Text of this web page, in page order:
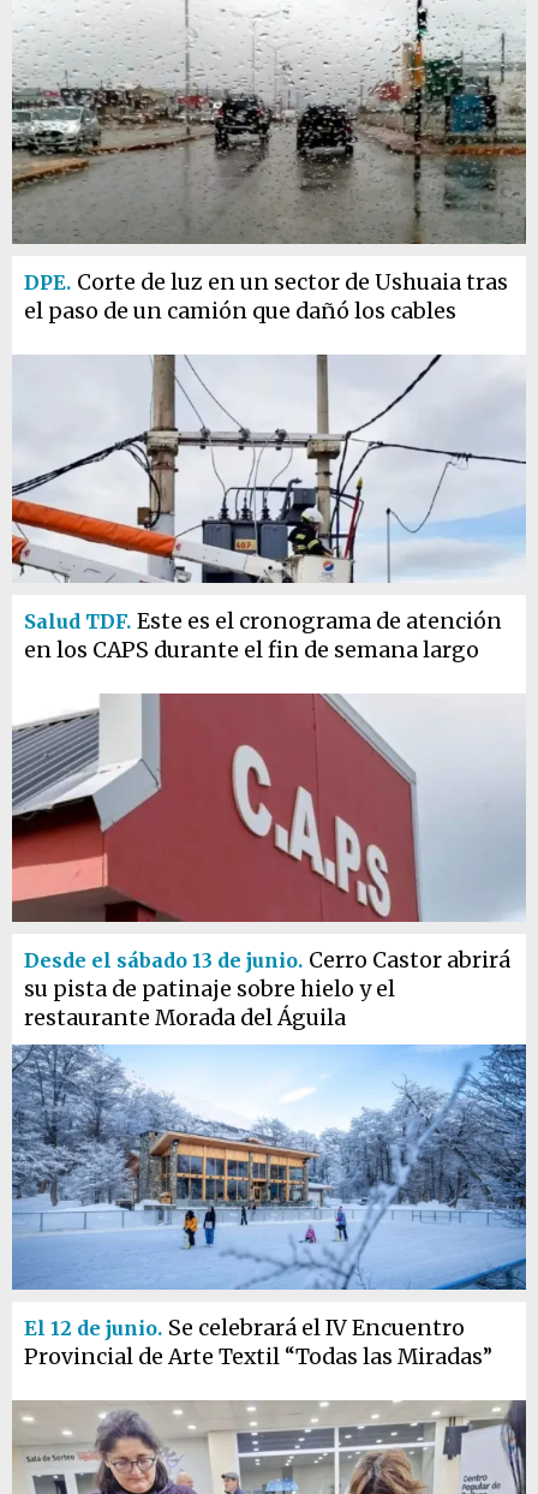
DPE. Corte de luz en un sector de Ushuaia tras
el paso de un camión que dañó los cables
Salud TDF. Este es el cronograma de atención
en los CAPS durante el fin de semana largo
Desde el sábado 13 de junio. Cerro Castor abrirá
su pista de patinaje sobre hielo y el
restaurante Morada del Águila
El 12 de junio. Se celebrará el IV Encuentro
Provincial de Arte Textil “Todas las Miradas”